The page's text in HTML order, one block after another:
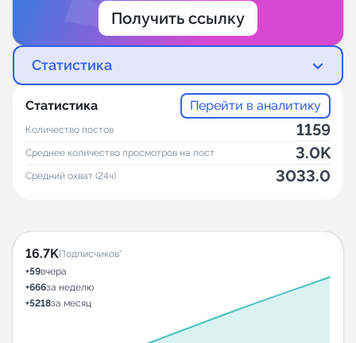
Получить ссылку
Статистика
Статистика Перейти в аналитику
Количество постов 1159
Среднее количество просмотров на пост 3.0K
Средний охват (24ч) 3033.0
16.7KПодписчиков*
+59вчера
+666за неделю
+5218за месяц